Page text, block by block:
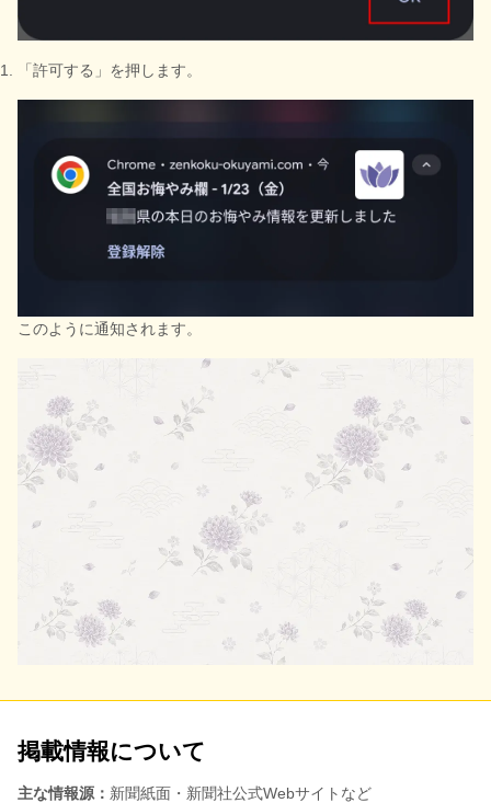
「許可する」を押します。
このように通知されます。
掲載情報について
主な情報源： 新聞紙面・新聞社公式Webサイトなど